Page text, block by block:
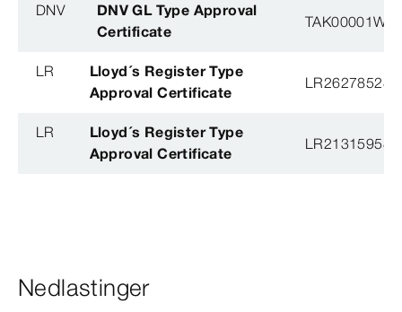
DNV
DNV GL Type Approval
Certificate
TAK00001W8
LR
Lloyd´s Register Type
Approval Certificate
LR
Lloyd´s Register Type
Approval Certificate
Nedlastinger